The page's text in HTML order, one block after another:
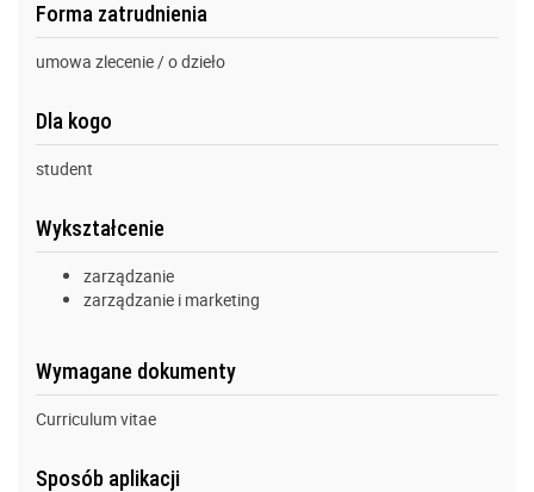
Forma zatrudnienia
umowa zlecenie / o dzieło
Dla kogo
student
Wykształcenie
zarządzanie
zarządzanie i marketing
Wymagane dokumenty
Curriculum vitae
Sposób aplikacji